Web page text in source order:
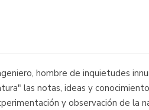
hombre de inquietudes
las notas, ideas y
y observación de la